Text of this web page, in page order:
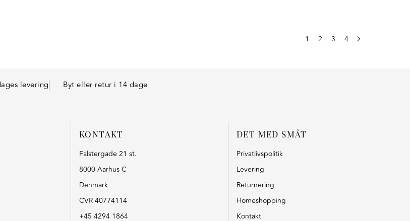
1 2 3 4
levering Byt eller retur i 14 dage
KONTAKT
Falstergade 21 st.
8000 Aarhus C
Denmark
CVR 40774114
+45 4294 1864
DET MED SMÅT
Privatlivspolitik
Levering
Returnering
Homeshopping
Kontakt